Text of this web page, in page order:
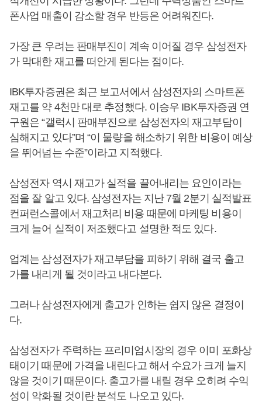
폰사업 매출이 감소할 경우 반등은 어려워진다.
가장 큰 우려는 판매부진이 계속 이어질 경우 삼성전자
가 막대한 재고를 떠안게 된다는 점이다.
IBK투자증권은 최근 보고서에서 삼성전자의 스마트폰
재고를 약 4천만 대로 추정했다. 이승우 IBK투자증권 연
구원은 “갤럭시 판매부진으로 삼성전자의 재고부담이
심해지고 있다”며 “이 물량을 해소하기 위한 비용이 예상
을 뛰어넘는 수준”이라고 지적했다.
삼성전자 역시 재고가 실적을 끌어내리는 요인이라는
점을 잘 알고 있다. 삼성전자는 지난 7월 2분기 실적발표
컨퍼런스콜에서 재고처리 비용 때문에 마케팅 비용이
크게 늘어 실적이 저조했다고 설명한 적도 있다.
업계는 삼성전자가 재고부담을 피하기 위해 결국 출고
가를 내리게 될 것이라고 내다본다.
그러나 삼성전자에게 출고가 인하는 쉽지 않은 결정이
다.
삼성전자가 주력하는 프리미엄시장의 경우 이미 포화상
태이기 때문에 가격을 내린다고 해서 수요가 크게 늘지
않을 것이기 때문이다. 출고가를 내릴 경우 오히려 수익
성이 악화될 것이란 분석도 나오고 있다.